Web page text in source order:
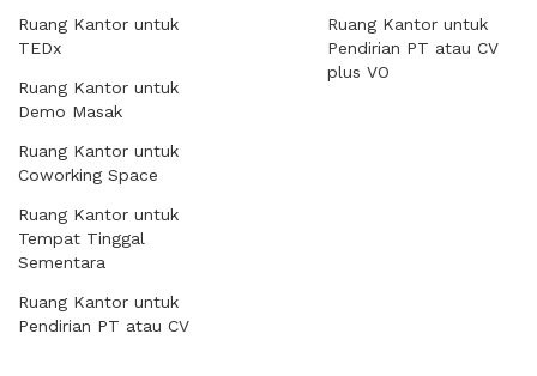
Ruang Kantor untuk
TEDx
Ruang Kantor untuk
Demo Masak
Ruang Kantor untuk
Coworking Space
Ruang Kantor untuk
Tempat Tinggal
Sementara
Ruang Kantor untuk
Pendirian PT atau CV
Ruang Kantor untuk
Pendirian PT atau CV
plus VO